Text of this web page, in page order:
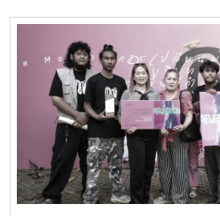
SIPOC ในกระบวนการสำคัญภายใต้งา
เครื่องมือสรุปภาพรวมกระบวนการทำ
ประกอบหลัก 5 ส่วน ได้แก่Suppliers (
นำเข้า)Process (กระบวนการ)เครื่อง
การทำงานตั้งแต่ต้นน้ำถึงปลายน้ำที่แต่
สร้างความเข้าใจที่ตรงกันและใช้ปรับป
ความเป็นเลิศInC | MJUFacebook
:https://www.facebook.com/
:https://